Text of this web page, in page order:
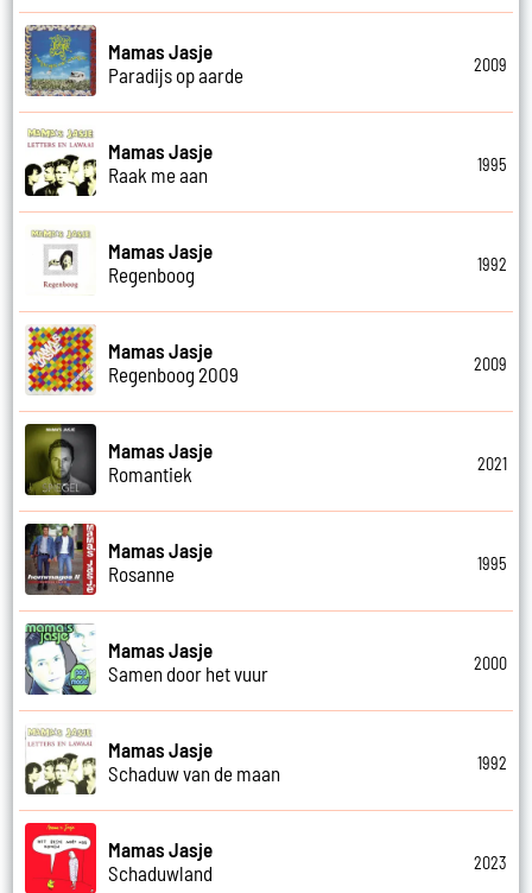
Mamas Jasje
Paradijs op aarde
2009
Mamas Jasje
Raak me aan
1995
Mamas Jasje
Regenboog
1992
Mamas Jasje
Regenboog 2009
2009
Mamas Jasje
Romantiek
2021
Mamas Jasje
Rosanne
1995
Mamas Jasje
Samen door het vuur
2000
Mamas Jasje
Schaduw van de maan
1992
Mamas Jasje
Schaduwland
2023